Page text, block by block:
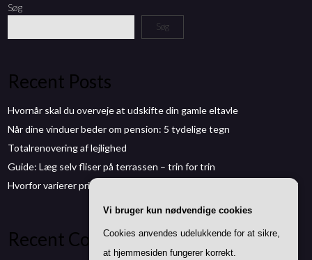
Søg
Søg
Recent Posts
Hvornår skal du overveje at udskifte din gamle eltavle
Når dine vinduer beder om pension: 5 tydelige tegn
Totalrenovering af lejlighed
Guide: Læg selv fliser på terrassen – trin for trin
Hvorfor varierer prisen på sælgeransvarsforsikring fra bolig til bolig?
Recent Comments
Vi bruger kun nødvendige cookies
Cookies anvendes udelukkende for at sikre,
at hjemmesiden fungerer korrekt.